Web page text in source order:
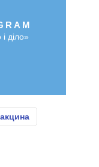
діло»